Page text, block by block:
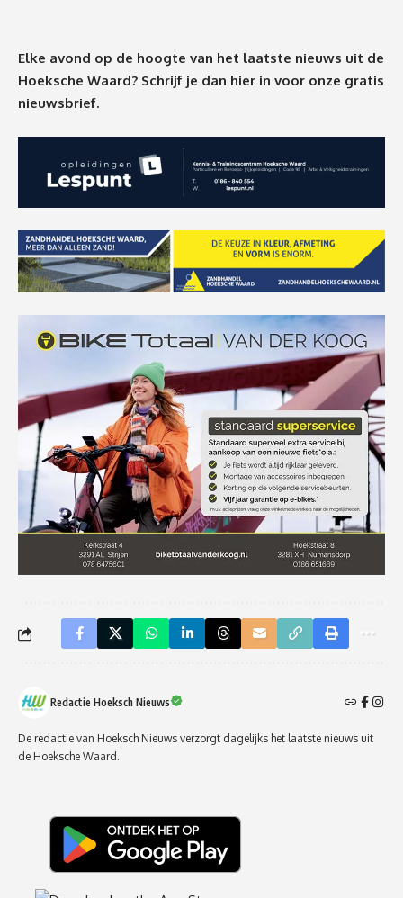
Elke avond op de hoogte van het laatste nieuws uit de
Hoeksche Waard? Schrijf je dan hier in voor onze gratis
nieuwsbrief.
Redactie Hoeksch Nieuws
De redactie van Hoeksch Nieuws verzorgt dagelijks het laatste nieuws uit
de Hoeksche Waard.